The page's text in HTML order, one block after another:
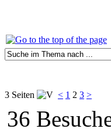
3 Seiten < 1 2 3 >
36